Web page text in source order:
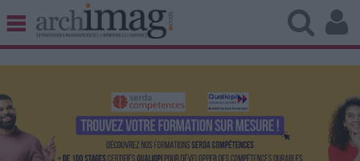
BIBLIOTHÈQUE ÉDITION
UNIVERS DATA
TRAVAIL COLLABORATIF